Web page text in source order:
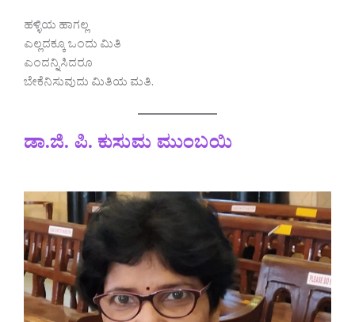
ಹಳ್ಳಿಯ ಹಾಗಲ್ಲ
ಎಲ್ಲದಕ್ಕೂ ಒಂದು ಮಿತಿ
ಎಂದನ್ನಿಸಿದರೂ
ಬೇಕೆನಿಸುವುದು ಮಿತಿಯ ಮತಿ.
ಡಾ.ಜಿ. ಪಿ. ಕುಸುಮ ಮುಂಬಯಿ